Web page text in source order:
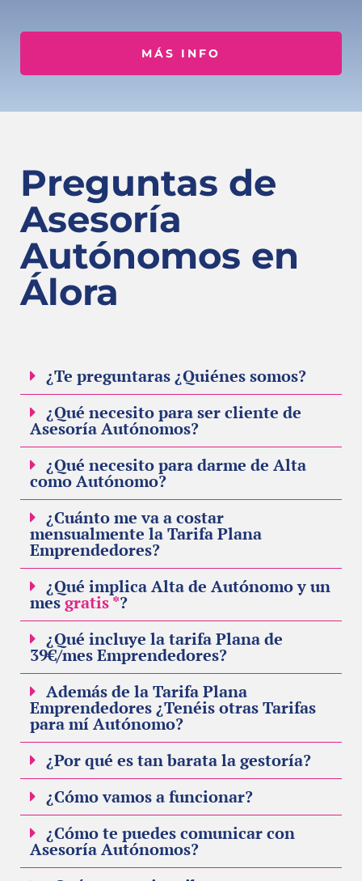
MÁS INFO
Preguntas de
Asesoría
Autónomos en
Álora
¿Te preguntaras ¿Quiénes somos?
¿Qué necesito para ser cliente de
Asesoría Autónomos?
¿Qué necesito para darme de Alta
como Autónomo?
¿Cuánto me va a costar
mensualmente la Tarifa Plana
Emprendedores?
¿Qué implica Alta de Autónomo y un
mesgratis *?
¿Qué incluye la tarifa Plana de
39€/mes Emprendedores?
Además de la Tarifa Plana
Emprendedores ¿Tenéis otras Tarifas
para mí Autónomo?
¿Por qué es tan barata la gestoría?
¿Cómo vamos a funcionar?
¿Cómo te puedes comunicar con
Asesoría Autónomos?